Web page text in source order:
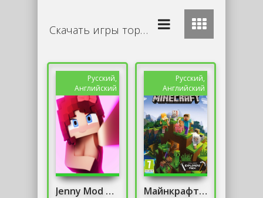
Скачать игры торрент бесплатно
Русский,
Английский
Jenny Mod Minecraft
Русский,
Английский
Майнкрафт с модами